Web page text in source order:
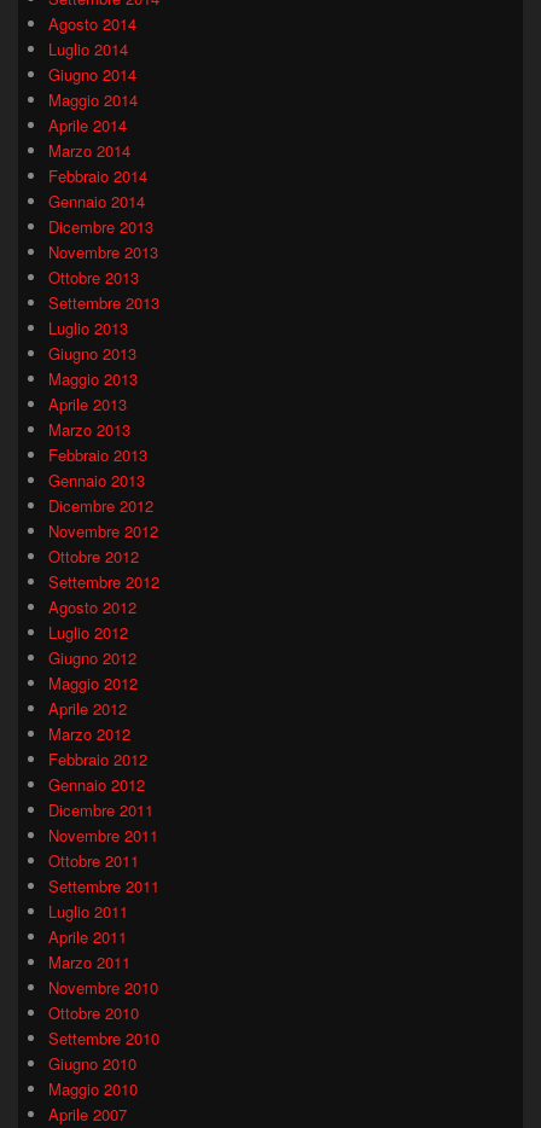
Agosto 2014
Luglio 2014
Giugno 2014
Maggio 2014
Aprile 2014
Marzo 2014
Febbraio 2014
Gennaio 2014
Dicembre 2013
Novembre 2013
Ottobre 2013
Settembre 2013
Luglio 2013
Giugno 2013
Maggio 2013
Aprile 2013
Marzo 2013
Febbraio 2013
Gennaio 2013
Dicembre 2012
Novembre 2012
Ottobre 2012
Settembre 2012
Agosto 2012
Luglio 2012
Giugno 2012
Maggio 2012
Aprile 2012
Marzo 2012
Febbraio 2012
Gennaio 2012
Dicembre 2011
Novembre 2011
Ottobre 2011
Settembre 2011
Luglio 2011
Aprile 2011
Marzo 2011
Novembre 2010
Ottobre 2010
Settembre 2010
Giugno 2010
Maggio 2010
Aprile 2007